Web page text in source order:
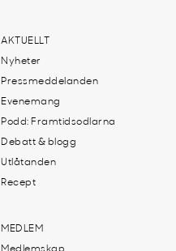
AKTUELLT
Nyheter
Pressmeddelanden
Evenemang
Podd: Framtidsodlarna
Debatt & blogg
Utlåtanden
Recept
MEDLEM